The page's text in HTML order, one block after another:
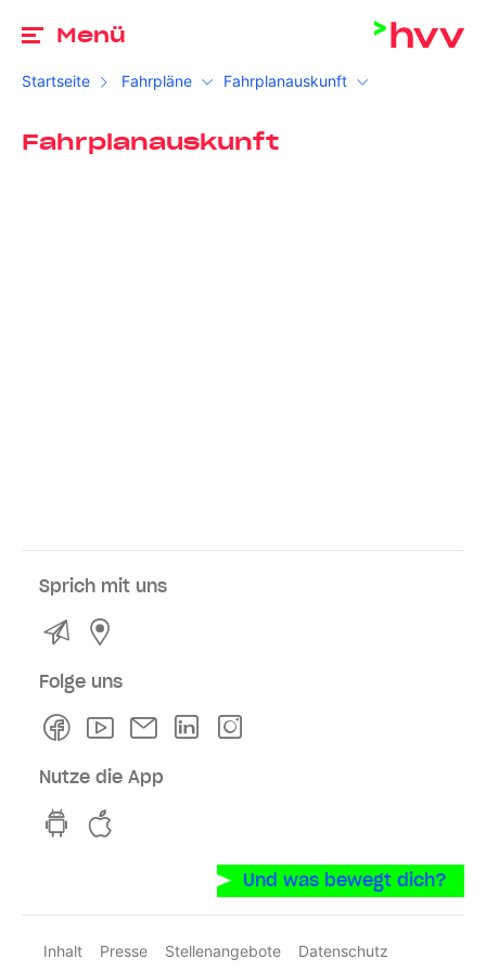
Menü
Startseite Fahrpläne Fahrplanauskunft
Fahrplanauskunft
Sprich mit uns
Kontakt
Folge uns
FacebookYoutubeNewsletterLinkedln
Nutze die App
hvv switch App auf GooglePlay
Und was bewegt dich?
Inhalt Presse Stellenangebote
Datenschutz